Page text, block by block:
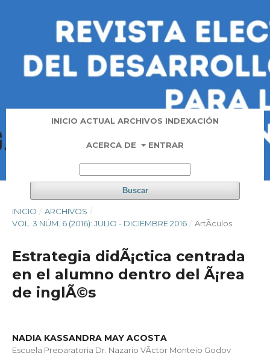
INICIO ACTUAL ARCHIVOS INDEXACIÓN
ACERCA DE ENTRAR
Buscar
INICIO / ARCHIVOS /
VOL. 3 NÚM. 6 (2016): JULIO - DICIEMBRE 2016 / ArtÃ­culos
Estrategia didÃ¡ctica centrada
en el alumno dentro del Ã¡rea
de inglÃ©s
NADIA KASSANDRA MAY ACOSTA
Escuela Preparatoria Dr. Nazario VÃ­ctor Montejo Godoy